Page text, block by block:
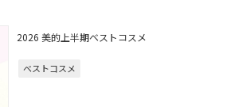
2026 美的上半期ベストコスメ
ベストコスメ